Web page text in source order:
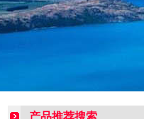
产品推荐搜索